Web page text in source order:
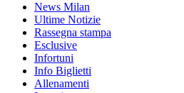
News Milan
Ultime Notizie
Rassegna stampa
Esclusive
Infortuni
Info Biglietti
Allenamenti